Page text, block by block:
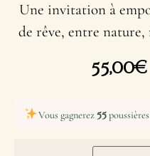
Une invitation à
de rêve, entre nature,
55,00€
Vous gagnerez55